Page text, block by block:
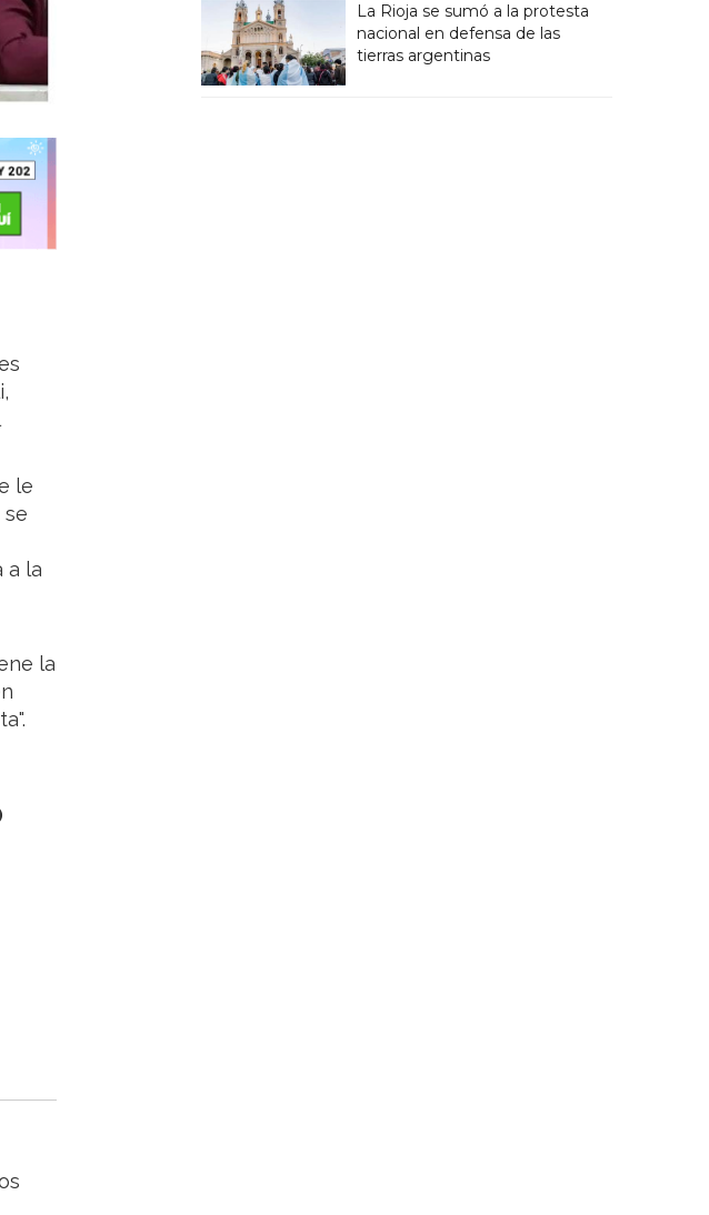
le
se
a la
la
La Rioja se sumó a la protesta
nacional en defensa de las
tierras argentinas